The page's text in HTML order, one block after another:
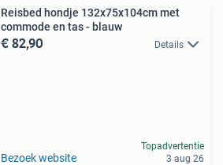
Reisbed hondje 132x75x104cm met
commode en tas - blauw
€ 82,90 Details
Bezoek website
Topadvertentie
3 aug 26